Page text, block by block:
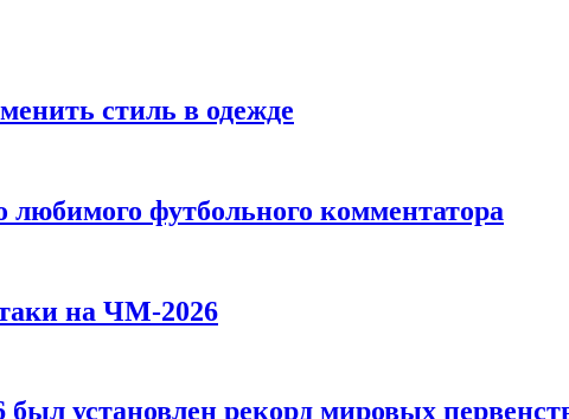
стиль в одежде
любимого футбольного комментатора
на ЧМ-2026
установлен рекорд мировых